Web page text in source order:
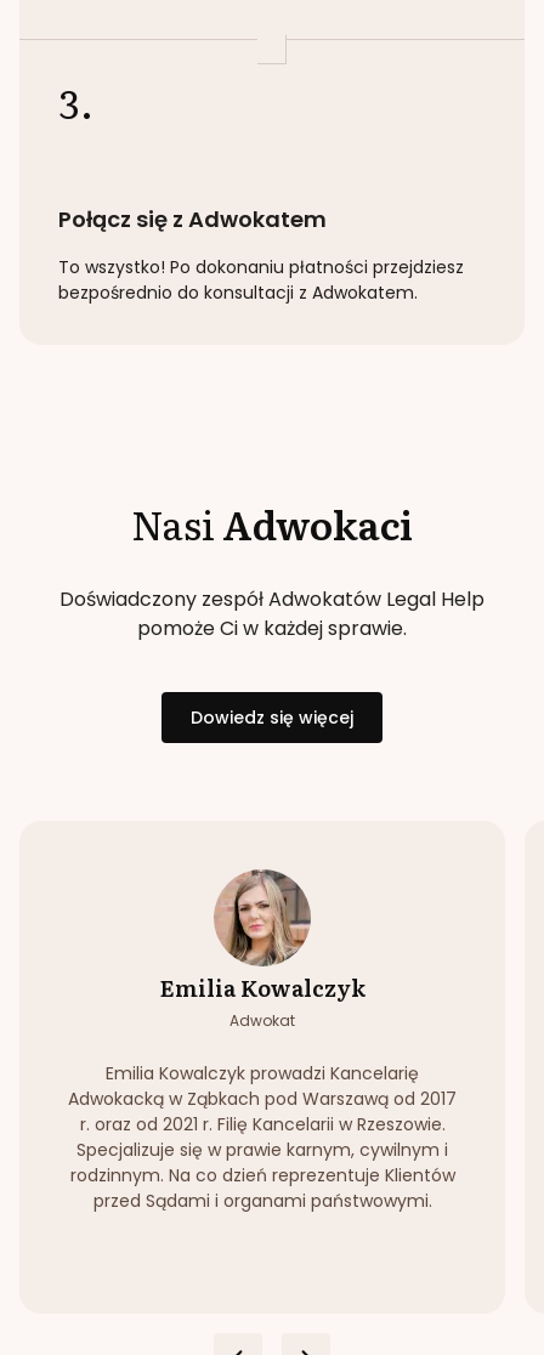
3.
Połącz się z Adwokatem
To wszystko! Po dokonaniu płatności przejdziesz
bezpośrednio do konsultacji z Adwokatem.
NasiAdwokaci
Doświadczony zespół Adwokatów Legal Help
pomoże Ci w każdej sprawie.
Dowiedz się więcej
Emilia Kowalczyk
Adwokat
Emilia Kowalczyk prowadzi Kancelarię
Adwokacką w Ząbkach pod Warszawą od 2017
r. oraz od 2021 r. Filię Kancelarii w Rzeszowie.
Specjalizuje się w prawie karnym, cywilnym i
rodzinnym. Na co dzień reprezentuje Klientów
przed Sądami i organami państwowymi.